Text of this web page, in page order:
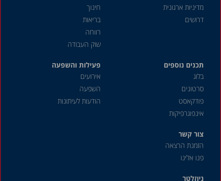
מדיניות ארגונית
דרושים
חינוך
בריאות
רווחה
שוק העבודה
תכנים נוספים
בלוג
סרטונים
פודקאסט
אינפוגרפיקות
פעילות והשפעה
אירועים
השפעה
הודעות לעיתונות
צור קשר
הזמנת הרצאה
פנו אלינו
ניוזלטר